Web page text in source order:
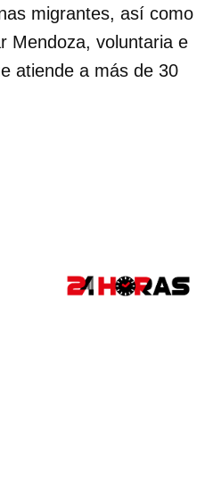
migrantes, así como
Mendoza, voluntaria e
atiende a más de 30